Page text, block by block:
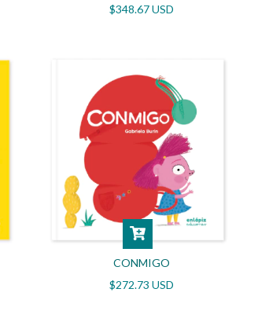
$348.67 USD
CONMIGO
$272.73 USD